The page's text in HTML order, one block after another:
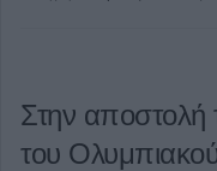
Στην αποστολή
του